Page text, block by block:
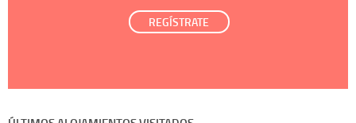
REGÍSTRATE